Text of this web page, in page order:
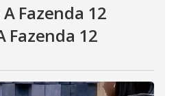
Fazenda 12
Fazenda 12